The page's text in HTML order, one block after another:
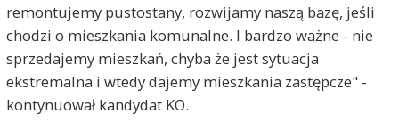
remontujemy pustostany, rozwijamy naszą bazę, jeśli
chodzi o mieszkania komunalne. I bardzo ważne - nie
sprzedajemy mieszkań, chyba że jest sytuacja
ekstremalna i wtedy dajemy mieszkania zastępcze" -
kontynuował kandydat KO.